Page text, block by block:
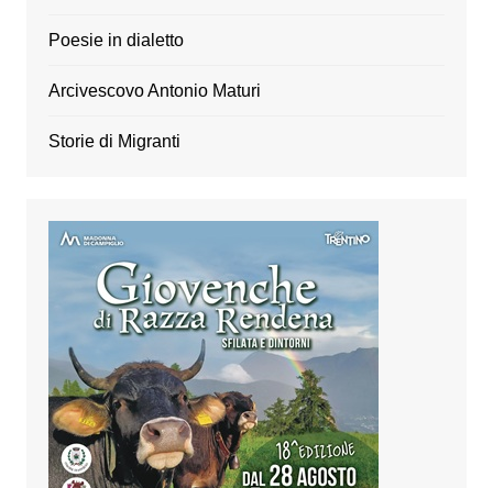
Poesie in dialetto
Arcivescovo Antonio Maturi
Storie di Migranti